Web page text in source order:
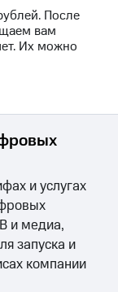
После
вам
Их можно
и услугах
и медиа,
запуска и
компании